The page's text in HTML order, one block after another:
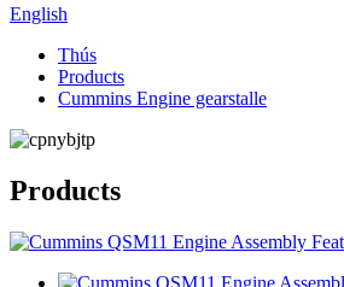
English
Thús
Products
Cummins Engine gearstalle
Products